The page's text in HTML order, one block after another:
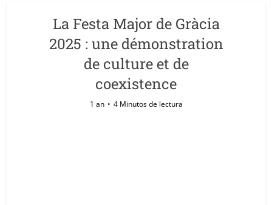
La Festa Major de Gràcia
2025 : une démonstration
de culture et de
coexistence
1 an 4 Minutos de lectura